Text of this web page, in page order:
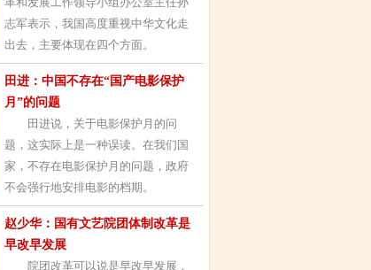
志军表示，我国高度重视中华文化走
出去，主要体现在四个方面。
田进：中国不存在“国产电影保护
月”的问题
田进说，关于电影保护月的问
题，这实际上是一种误读。在我们国
家，不存在电影保护月的问题，政府
不会强行地安排电影的档期。
赵少华：国有文艺院团体制改革是
早改早发展
院团改革可以说是早改早发展，